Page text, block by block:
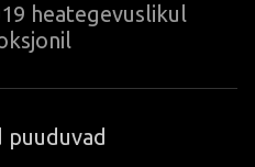
heategevuslikul
puuduvad